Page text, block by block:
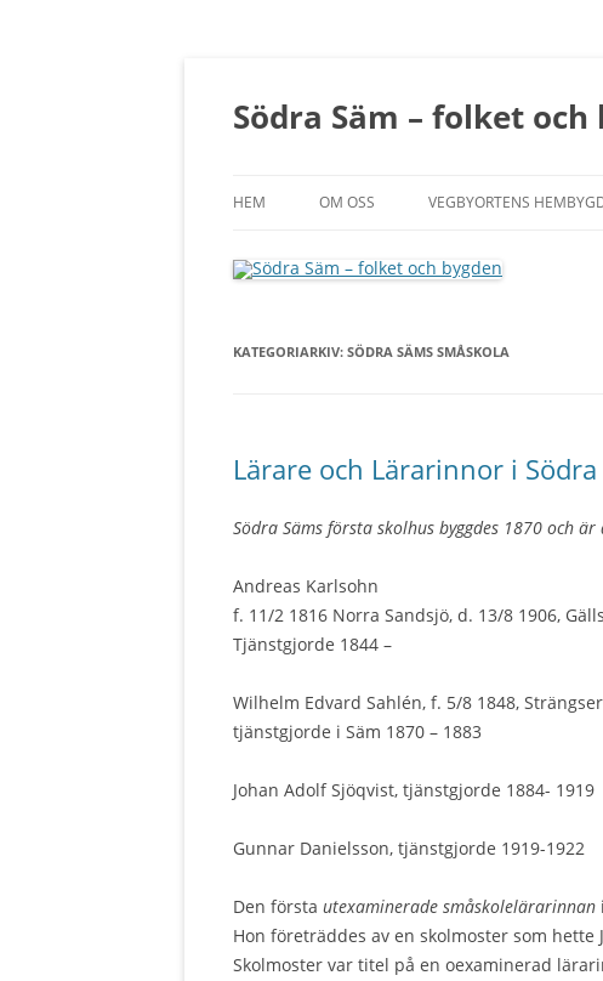
Södra Säm – folket och
HEM OM OSS VEGBYORTENS
KATEGORIARKIV: SÖDRA SÄMS SMÅSKOLA
Lärare och Lärarinnor i Södra
Södra Säms första skolhus byggdes 1870 och
Andreas Karlsohn
f. 11/2 1816 Norra Sandsjö, d. 13/8 1906,
Tjänstgjorde 1844 –
Wilhelm Edvard Sahlén, f. 5/8 1848,
tjänstgjorde i Säm 1870 – 1883
Johan Adolf Sjöqvist, tjänstgjorde 1884- 1919
Gunnar Danielsson, tjänstgjorde 1919-1922
Den första utexaminerade småskolelärarinnan
Hon företräddes av en skolmoster som hette
Skolmoster var titel på en oexaminerad